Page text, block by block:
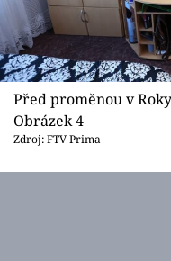
Před proměnou v
Obrázek 4
Zdroj: FTV Prima